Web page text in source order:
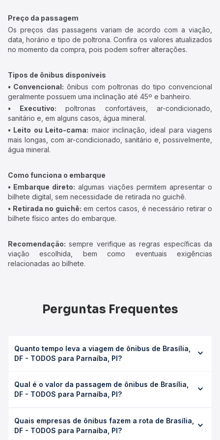
Preço da passagem
Os preços das passagens variam de acordo com a viação,
data, horário e tipo de poltrona. Confira os valores atualizados
no momento da compra, pois podem sofrer alterações.
Tipos de ônibus disponíveis
• Convencional: ônibus com poltronas do tipo convencional
geralmente possuem uma inclinação até 45º e banheiro.
• Executivo: poltronas confortáveis, ar-condicionado,
sanitário e, em alguns casos, água mineral.
• Leito ou Leito-cama: maior inclinação, ideal para viagens
mais longas, com ar-condicionado, sanitário e, possivelmente,
água mineral.
Como funciona o embarque
• Embarque direto: algumas viações permitem apresentar o
bilhete digital, sem necessidade de retirada no guichê.
• Retirada no guichê: em certos casos, é necessário retirar o
bilhete físico antes do embarque.
Recomendação: sempre verifique as regras específicas da
viação escolhida, bem como eventuais exigências
relacionadas ao bilhete.
Perguntas Frequentes
Quanto tempo leva a viagem de ônibus de Brasília,
DF - TODOS para Parnaíba, PI?
Parnaíba, PI leva em média 34h 26min, podendo variar
conforme a viação, o tipo de serviço (convencional,
duração exata de cada opção na data desejada.
Qual é o valor da passagem de ônibus de Brasília,
DF - TODOS para Parnaíba, PI?
para Parnaíba, PI custa em média R$ 478,63 e varia
conforme a data da viagem, a empresa, o tipo de poltrona
Quais empresas de ônibus fazem a rota de Brasília,
DF - TODOS para Parnaíba, PI?